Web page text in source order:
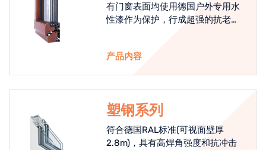
有门窗表面均使用德国户外专用水
性漆作为保护，行成超强的抗老化
产品内容
塑钢系列
符合德国RAL标准(可视面壁厚
2.8m)，具有高焊角强度和抗冲击